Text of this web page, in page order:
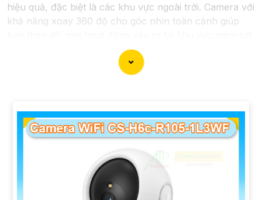
hiệu quả, đặc biệt là các khu vực ngoài trời. Camera với
khả năng xoay 360 độ cho góc nhìn toàn cảnh giúp
dễ dàng với các chi tiết trong khung hình sẽ được thể
điều kiện thời tiết. ️Với camera wifi 360 ngoài trời, bạn
có thể yên tâm mà không cần lo lắng về việc bị xâm